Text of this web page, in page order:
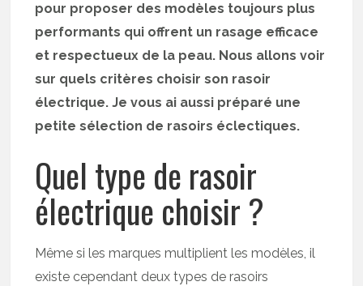
pour proposer des modèles toujours plus
performants qui offrent un rasage efficace
et respectueux de la peau. Nous allons voir
sur quels critères choisir son rasoir
électrique. Je vous ai aussi préparé une
petite sélection de rasoirs éclectiques.
Quel type de rasoir
électrique choisir ?
Même si les marques multiplient les modèles, il
existe cependant deux types de rasoirs